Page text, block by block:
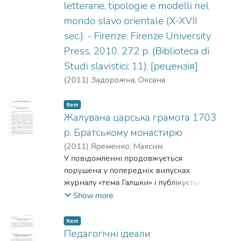
застосував Дмитро Вишневський під
час розгляду навчальних курсів
могилянських професорів, розглянуто
слушність висновків філософа.
letterarie, tipologie e modelli nel
mondo slavo orientale (X-XVII
sec.). - Firenze: Firenze University
Press, 2010. 272 p. (Biblioteca di
Studi slavistici; 11): [рецензія]
(2011) Задорожна, Оксана
Item
Жалувана царська грамота 1703
р. Братському монастирю
(2011) Яременко, Максим
У повідомленні продовжується
порушена у попередніх випусках
журналу «тема Галшки» і публікується
царська грамота Братському
Show more
Item
Педагогічні ідеали